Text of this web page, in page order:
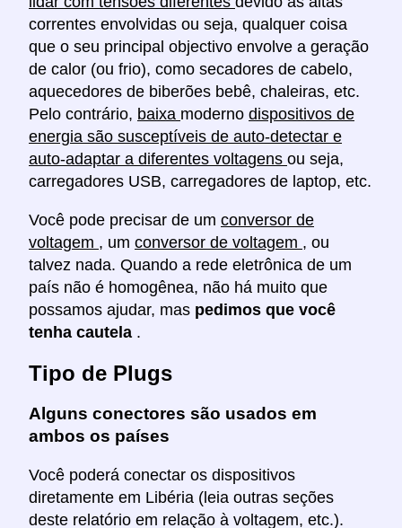
correntes envolvidas ou seja, qualquer coisa
que o seu principal objectivo envolve a geração
de calor (ou frio), como secadores de cabelo,
aquecedores de biberões bebê, chaleiras, etc.
Pelo contrário, baixa moderno dispositivos de
energia são susceptíveis de auto-detectar e
auto-adaptar a diferentes voltagens ou seja,
carregadores USB, carregadores de laptop, etc.
Você pode precisar de um conversor de
voltagem , um conversor de voltagem , ou
talvez nada. Quando a rede eletrônica de um
país não é homogênea, não há muito que
possamos ajudar, mas pedimos que você
tenha cautela .
Tipo de Plugs
Alguns conectores são usados em
ambos os países
Você poderá conectar os dispositivos
diretamente em Libéria (leia outras seções
deste relatório em relação à voltagem, etc.).